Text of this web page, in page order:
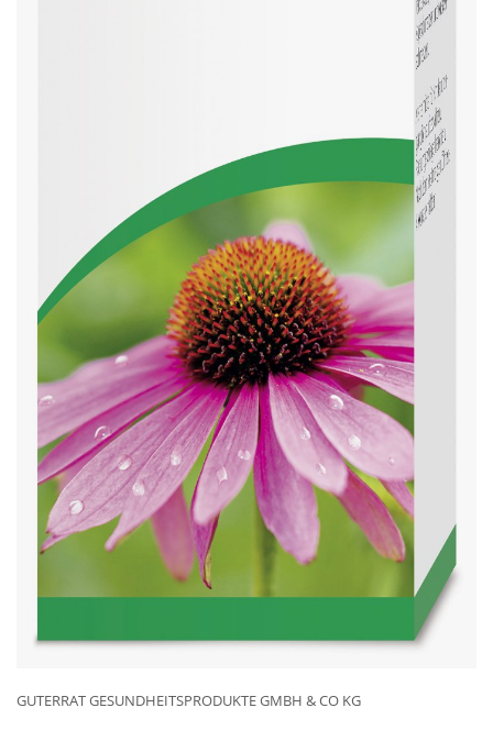
GUTERRAT GESUNDHEITSPRODUKTE GMBH & CO KG